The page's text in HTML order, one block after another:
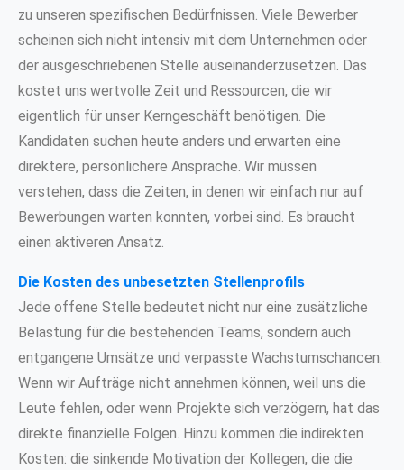
zu unseren spezifischen Bedürfnissen. Viele Bewerber
scheinen sich nicht intensiv mit dem Unternehmen oder
der ausgeschriebenen Stelle auseinanderzusetzen. Das
kostet uns wertvolle Zeit und Ressourcen, die wir
eigentlich für unser Kerngeschäft benötigen. Die
Kandidaten suchen heute anders und erwarten eine
direktere, persönlichere Ansprache. Wir müssen
verstehen, dass die Zeiten, in denen wir einfach nur auf
Bewerbungen warten konnten, vorbei sind. Es braucht
einen aktiveren Ansatz.
Die Kosten des unbesetzten Stellenprofils
Jede offene Stelle bedeutet nicht nur eine zusätzliche
Belastung für die bestehenden Teams, sondern auch
entgangene Umsätze und verpasste Wachstumschancen.
Wenn wir Aufträge nicht annehmen können, weil uns die
Leute fehlen, oder wenn Projekte sich verzögern, hat das
direkte finanzielle Folgen. Hinzu kommen die indirekten
Kosten: die sinkende Motivation der Kollegen, die die